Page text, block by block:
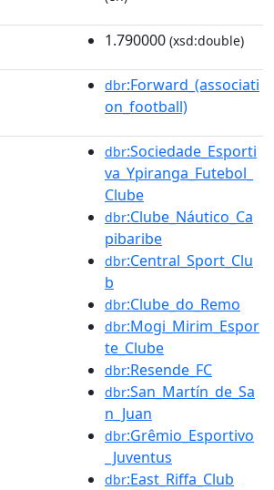
1.790000 (xsd:double)
dbr:Forward_(associati
on_football)
dbr:Sociedade_Esporti
va_Ypiranga_Futebol_
Clube
dbr:Clube_Náutico_Ca
pibaribe
dbr:Central_Sport_Clu
b
dbr:Clube_do_Remo
dbr:Mogi_Mirim_Espor
te_Clube
dbr:Resende_FC
dbr:San_Martín_de_Sa
n_Juan
dbr:Grêmio_Esportivo
_Juventus
dbr:East_Riffa_Club